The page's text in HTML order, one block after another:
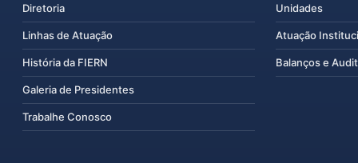
Diretoria
Linhas de Atuação
História da FIERN
Galeria de Presidentes
Trabalhe Conosco
Unidades
Atuação
Balanços e